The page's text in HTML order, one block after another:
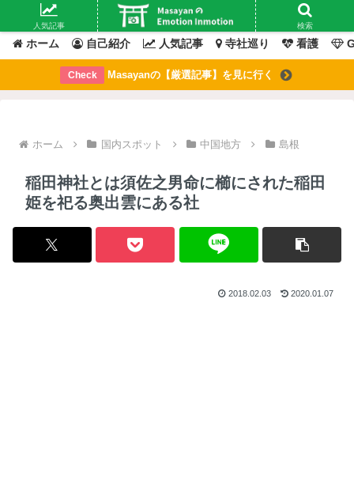
Masayanの「感情」が動いたその「瞬間」を綴るブログ
ホーム 自己紹介 人気記事 寺社巡り 看護
Check Masayanの【厳選記事】を見に行く
ホーム 国内スポット 中国地方 島根
稲田神社とは須佐之男命に櫛にされた稲田
姫を祀る奥出雲にある社
2018.02.03 2020.01.07
人気記事 検索